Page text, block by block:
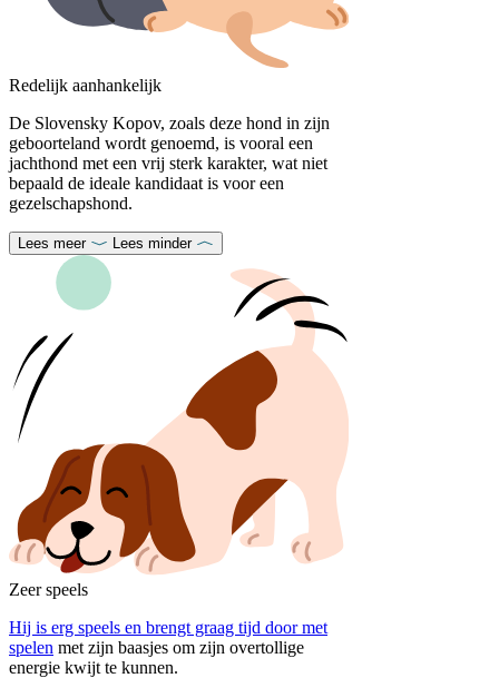
Redelijk aanhankelijk
De Slovensky Kopov, zoals deze hond in zijn
geboorteland wordt genoemd, is vooral een
jachthond met een vrij sterk karakter, wat niet
bepaald de ideale kandidaat is voor een
gezelschapshond.
Lees meer Lees minder
Zeer speels
Hij is erg speels en brengt graag tijd door met
spelen met zijn baasjes om zijn overtollige
energie kwijt te kunnen.